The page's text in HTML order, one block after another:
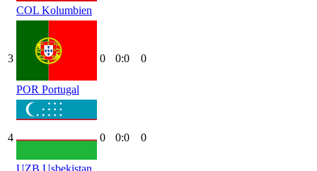
COL Kolumbien
3
POR Portugal
0 0:0 0
4 0 0:0 0